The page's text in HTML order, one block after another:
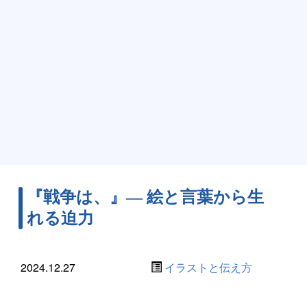
『戦争は、』― 絵と言葉から生
れる迫力
2024.12.27 イラストと伝え方